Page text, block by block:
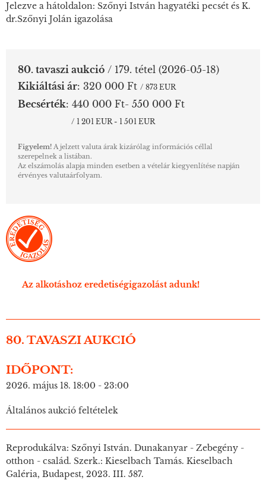
Jelezve a hátoldalon: Szőnyi István hagyatéki pecsét és K.
dr.Szőnyi Jolán igazolása
80. tavaszi aukció / 179. tétel (2026-05-18)
Kikiáltási ár: 320 000 Ft / 873 EUR
Becsérték: 440 000 Ft- 550 000 Ft
/ 1 201 EUR - 1 501 EUR
Figyelem! A jelzett valuta árak kizárólag információs céllal
szerepelnek a listában.
Az elszámolás alapja minden esetben a vételár kiegyenlítése napján
érvényes valutaárfolyam.
Az alkotáshoz eredetiségigazolást adunk!
80. TAVASZI AUKCIÓ
IDŐPONT:
2026. május 18. 18:00 - 23:00
Általános aukció feltételek
Reprodukálva: Szőnyi István. Dunakanyar - Zebegény -
otthon - család. Szerk.: Kieselbach Tamás. Kieselbach
Galéria, Budapest, 2023. III. 587.